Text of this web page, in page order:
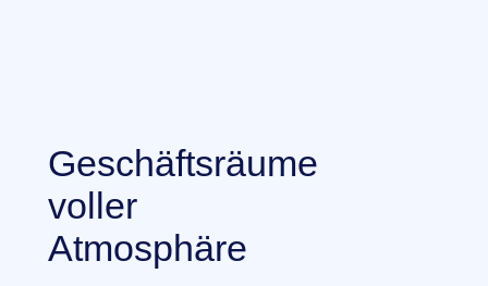
Geschäftsräume
voller
Atmosphäre